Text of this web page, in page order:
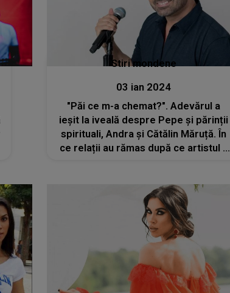
Stiri mondene
03 ian 2024
"Păi ce m-a chemat?". Adevărul a
ieșit la iveală despre Pepe și părinții
spirituali, Andra și Cătălin Măruță. În
ce relații au rămas după ce artistul a